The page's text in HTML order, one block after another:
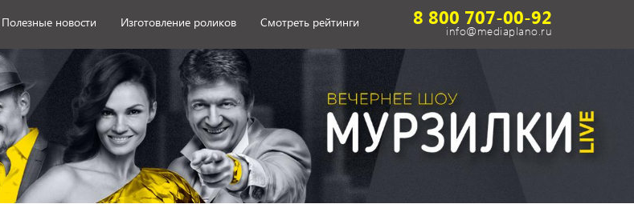
Полезные новости Изготовление роликов Смотреть рейтинги 8 800 707-00-92
info@mediaplano.ru